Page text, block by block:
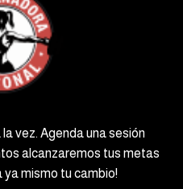
vez. Agenda una sesión
alcanzaremos tus metas
ya mismo tu cambio!